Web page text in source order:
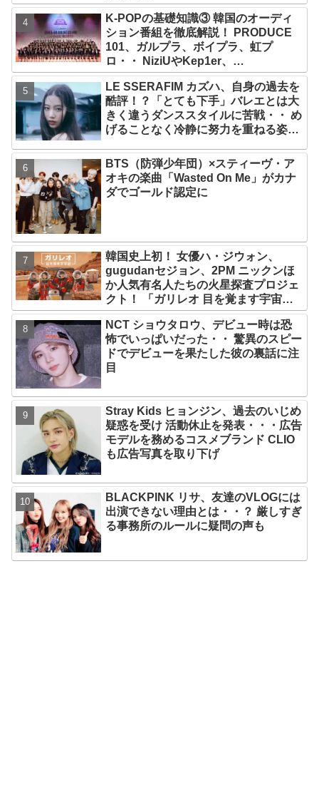
dies!」と微笑みの宣言！ ADOR側、
2029年まで契約有効と主張
K-POPの基礎知識③ 韓国のオーディ
ション番組を徹底解説！ PRODUCE
101、ガルプラ、ボイプラ、虹プ
ロ・・ NiziUやKep1er、
ZEROBASEONEら人気グループが
続々と誕生！ JO1やINI、ME:Iを生ん
だ日プまで一挙紹介
LE SSERAFIM カズハ、自身の過去を
酷評！？「とても下手」バレエとは大
きく違うダンススタイルに苦戦・・ め
げることなく冷静に努力を重ねる姿に
BTS（防弾少年団）×スティーヴ・ア
オキの楽曲「Wasted On Me」がカナ
ダでゴールド認定に
韓国史上初！ 女優ハ・ジウォン、
gugudanセジョン、2PM ニックンほ
か人気有名人たちの火星探査プロジェ
クト！ 「ガリレオ 目を覚ます宇宙」
10月10日（水）日本初放送決定
NCT ショウタロウ、デビュー時は恐
怖でいっぱいだった・・ 驚異のスピー
ドでデビューを果たした彼の裏話に注
目
Stray Kids ヒョンジン、過去のいじめ
疑惑を受け 活動休止を発表・・・広告
モデルを務めるコスメブランド CLIO
も広告写真を取り下げ
BLACKPINK リサ、友達のVLOGには
出演できない理由とは・・？ 厳しすぎ
る事務所のルールに疑問の声も